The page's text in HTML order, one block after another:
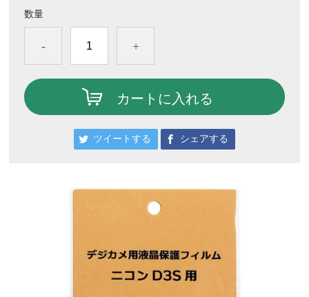
数量
- +
カートに入れる
ツイートする シェアする